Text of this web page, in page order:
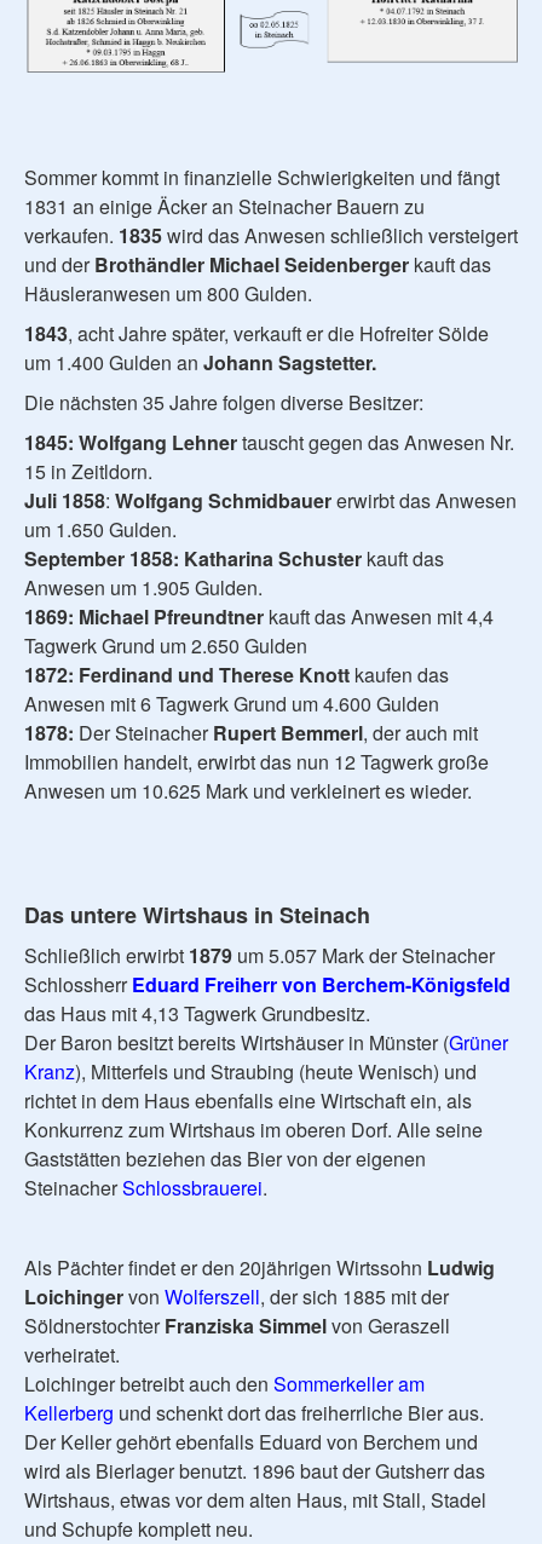
Sommer kommt in finanzielle Schwierigkeiten und fängt
1831 an einige Äcker an Steinacher Bauern zu
verkaufen. 1835wird das Anwesen schließlich versteigert
und derBrothändler Michael Seidenberger kauft das
Häusleranwesen um 800 Gulden.
1843, acht Jahre später, verkauft er die Hofreiter Sölde
um 1.400 Gulden an Johann Sagstetter.
Die nächsten 35 Jahre folgen diverse Besitzer:
1845: Wolfgang Lehnertauscht gegen das Anwesen Nr.
15 in Zeitldorn.
Juli 1858: Wolfgang Schmidbauererwirbt das Anwesen
um 1.650 Gulden.
September 1858: Katharina Schuster kauft das
Anwesen um 1.905 Gulden.
1869: Michael Pfreundtner kauft das Anwesen mit 4,4
Tagwerk Grund um 2.650 Gulden
1872: Ferdinand und Therese Knott kaufen das
Anwesen mit 6 Tagwerk Grund um 4.600 Gulden
1878: Der SteinacherRupert Bemmerl, der auch mit
Immobilien handelt, erwirbt das nun 12 Tagwerk große
Anwesen um 10.625 Mark und verkleinert es wieder.
Das untere Wirtshaus in Steinach
Schließlich erwirbt 1879 um 5.057 Mark der Steinacher
SchlossherrEduard Freiherr von Berchem-Königsfeld
das Haus mit 4,13 Tagwerk Grundbesitz.
Der Baron besitzt bereits Wirtshäuser in Münster (Grüner
Kranz), Mitterfels und Straubing (heute Wenisch) und
richtet in dem Haus ebenfalls eine Wirtschaft ein, als
Konkurrenz zum Wirtshaus im oberen Dorf. Alle seine
Gaststätten beziehen das Bier von der eigenen
SteinacherSchlossbrauerei.
Als Pächter findet er den 20jährigen Wirtssohn Ludwig
Loichingervon Wolferszell, der sich 1885 mit der
SöldnerstochterFranziska Simmelvon Geraszell
verheiratet.
Loichinger betreibt auch den Sommerkeller am
Kellerberg und schenkt dort das freiherrliche Bier aus.
Der Keller gehört ebenfalls Eduard von Berchem und
wird als Bierlager benutzt. 1896 baut der Gutsherr das
Wirtshaus, etwas vor dem alten Haus, mit Stall, Stadel
und Schupfe komplett neu.